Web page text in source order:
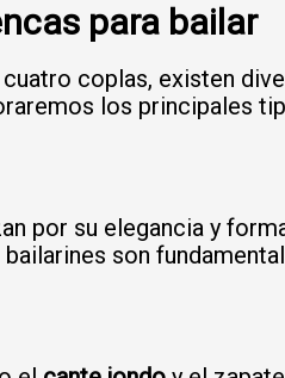
para bailar
coplas, existen
los principales
por su elegancia y
son